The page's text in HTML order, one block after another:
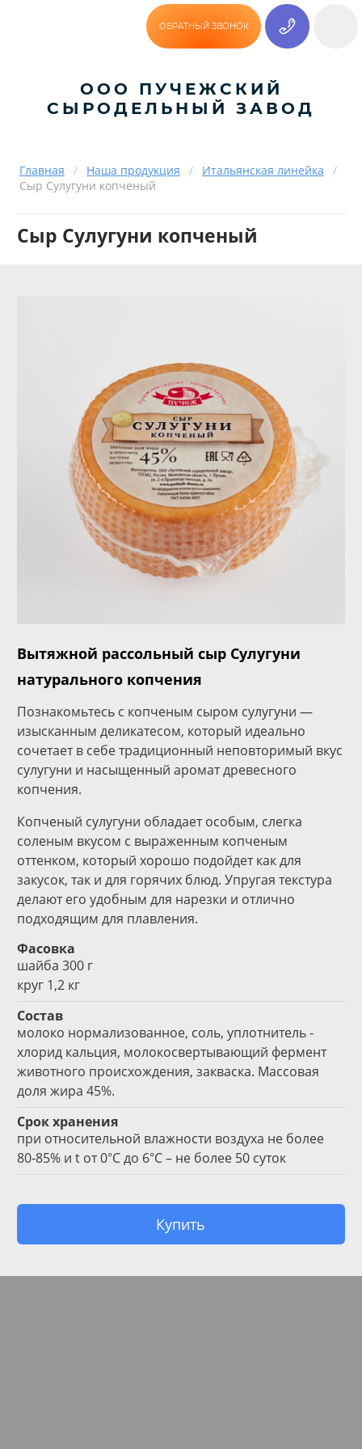
ОБРАТНЫЙ ЗВОНОК
ООО ПУЧЕЖСКИЙ
СЫРОДЕЛЬНЫЙ ЗАВОД
Главная / Наша продукция / Итальянская линейка
/
Сыр Сулугуни копченый
Сыр Сулугуни копченый
Вытяжной рассольный сыр Сулугуни
натурального копчения
Познакомьтесь с копченым сыром сулугуни —
изысканным деликатесом, который идеально
сочетает в себе традиционный неповторимый вкус
сулугуни и насыщенный аромат древесного
копчения.
Копченый сулугуни обладает особым, слегка
соленым вкусом с выраженным копченым
оттенком, который хорошо подойдет как для
закусок, так и для горячих блюд. Упругая текстура
делают его удобным для нарезки и отлично
подходящим для плавления.
Фасовка
шайба 300 г
круг 1,2 кг
Состав
молоко нормализованное, соль, уплотнитель -
хлорид кальция, молокосвертывающий фермент
животного происхождения, закваска. Массовая
доля жира 45%.
Срок хранения
при относительной влажности воздуха не более
80-85% и t от 0°С до 6°С – не более 50 суток
Купить